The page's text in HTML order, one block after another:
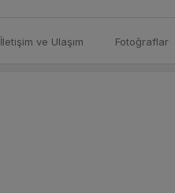
İletişim ve Ulaşım Fotoğraflar